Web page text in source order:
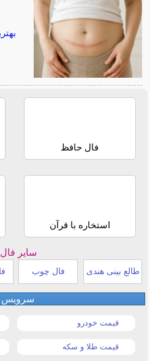
فال حافظ
استخاره با قرآن
سایر
طالع بینی هندی فال چوب
سرویس
قیمت خودرو
قیمت طلا و سکه